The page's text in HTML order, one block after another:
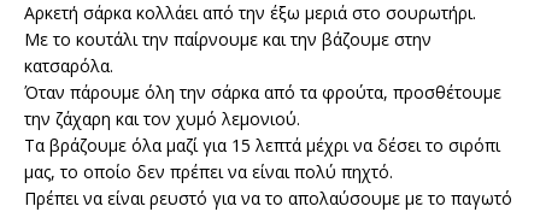
Αρκετή σάρκα κολλάει από την έξω μεριά στο σουρωτήρι.
Με το κουτάλι την παίρνουμε και την βάζουμε στην
κατσαρόλα.
Όταν πάρουμε όλη την σάρκα από τα φρούτα, προσθέτουμε
την ζάχαρη και τον χυμό λεμονιού.
Τα βράζουμε όλα μαζί για 15 λεπτά μέχρι να δέσει το σιρόπι
μας, το οποίο δεν πρέπει να είναι πολύ πηχτό.
Πρέπει να είναι ρευστό για να το απολαύσουμε με το παγωτό